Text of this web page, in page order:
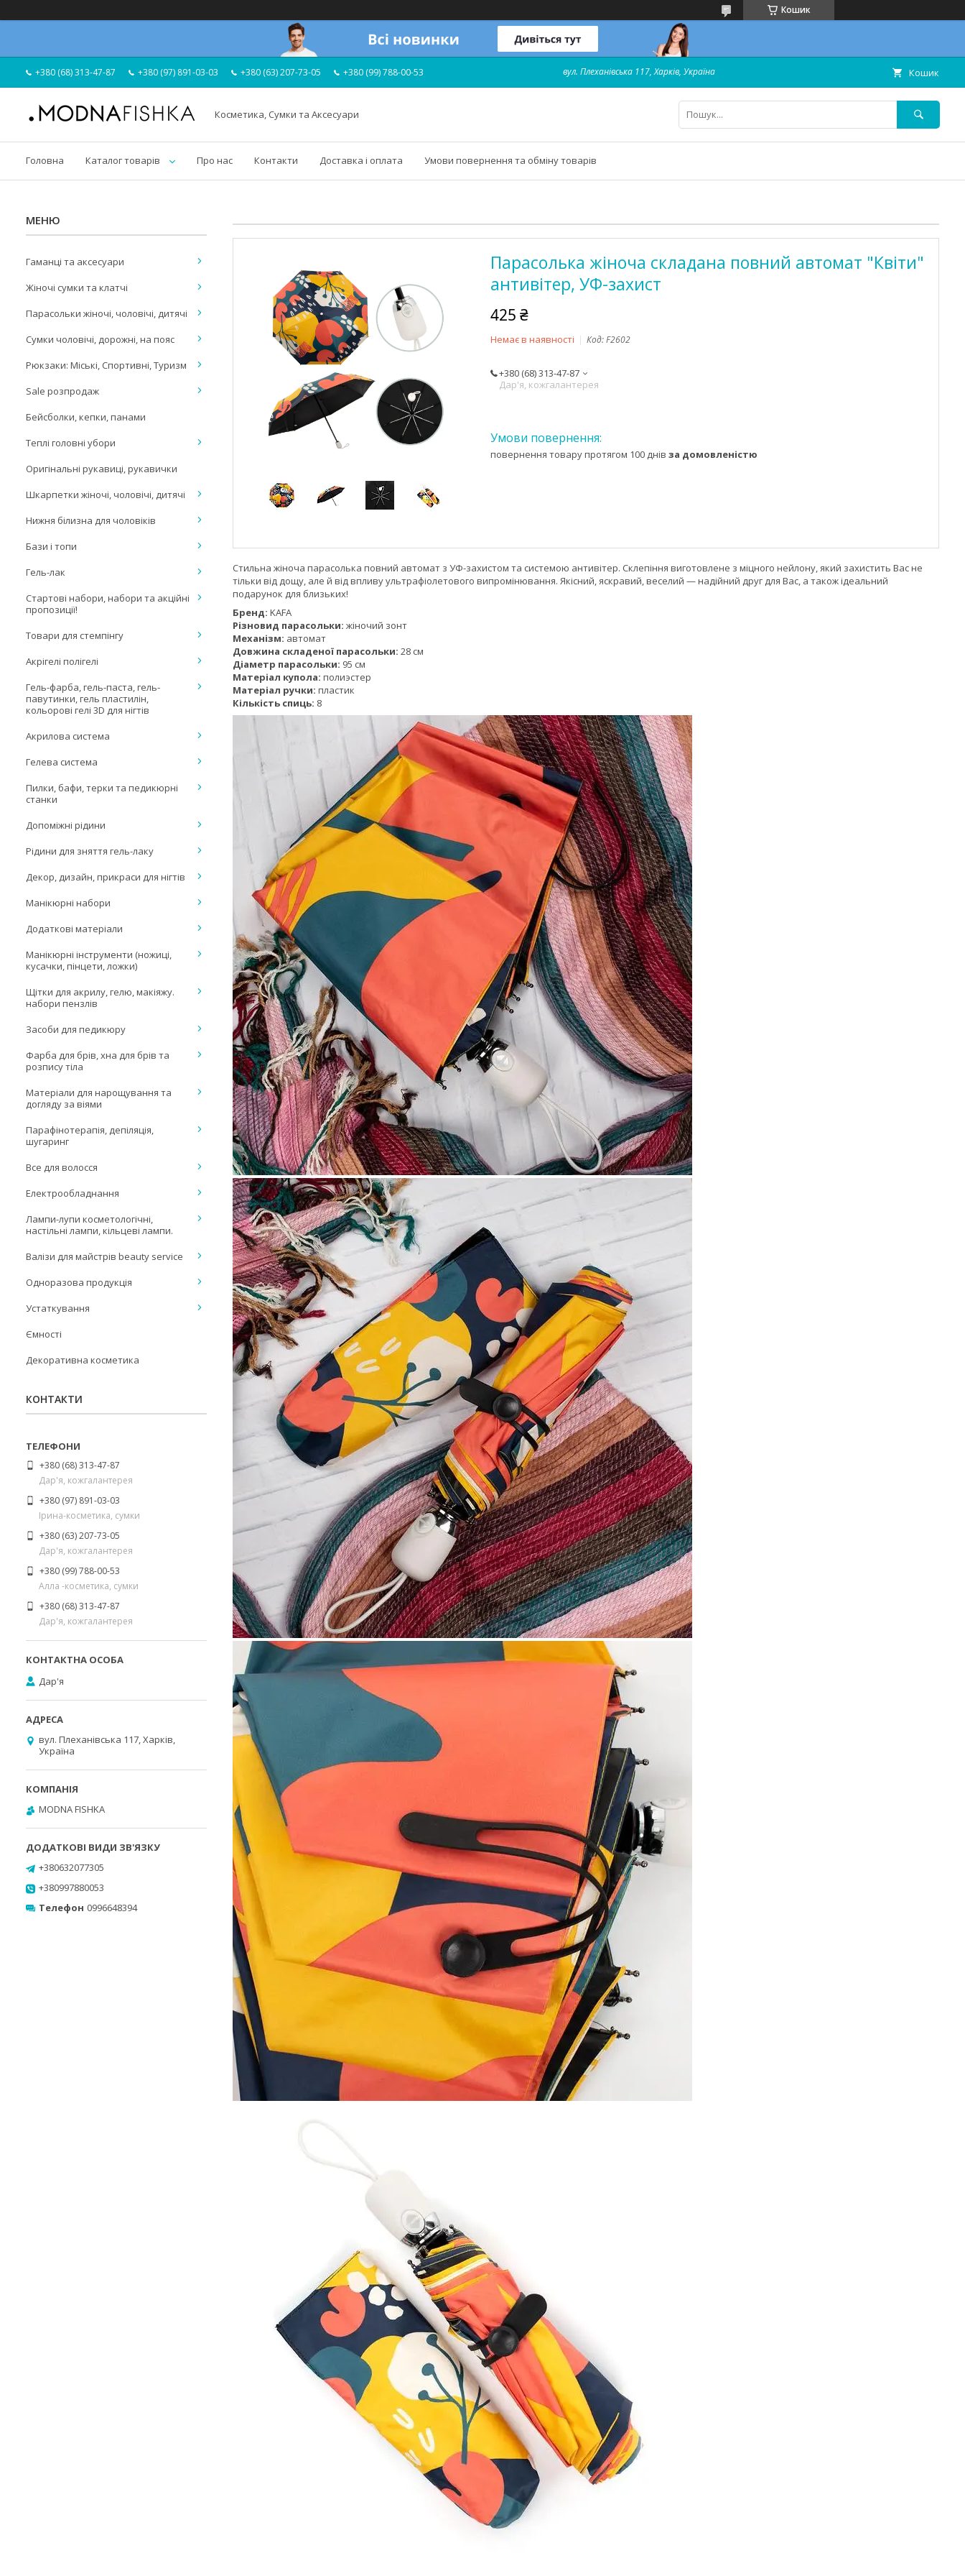
Кошик
+380 (68) 313-47-87 +380 (97) 891-03-03 +380 (63) 207-73-05 +380 (99) 788-00-53 вул. Плеханівська 117, Харків, Україна Кошик
Косметика, Сумки та Аксесуари
Головна Каталог товарів Про нас Контакти Доставка і оплата Умови повернення та обміну товарів
Парасолька жіноча складана повний автомат "Квіти"
антивітер, УФ-захист
425 ₴
Немає в наявності Код:F2602
+380 (68) 313-47-87
Дар'я, кожгалантерея
повернення товару протягом 100 днів за домовленістю
Стильна жіноча парасолька повний автомат з УФ-захистом та системою антивітер. Склепіння виготовлене з міцного нейлону, який захистить Вас не
тільки від дощу, але й від впливу ультрафіолетового випромінювання. Якісний, яскравий, веселий — надійний друг для Вас, а також ідеальний
подарунок для близьких!
Бренд: KAFA
Різновид парасольки: жіночий зонт
Механізм: автомат
Довжина складеної парасольки: 28 см
Діаметр парасольки: 95 см
Матеріал купола: полиэстер
Матеріал ручки: пластик
Кількість спиць: 8
Гаманці та аксесуари
Жіночі сумки та клатчі
Парасольки жіночі, чоловічі, дитячі
Сумки чоловічі, дорожні, на пояс
Рюкзаки: Міські, Спортивні, Туризм
Sale розпродаж
Бейсболки, кепки, панами
Теплі головні убори
Оригінальні рукавиці, рукавички
Шкарпетки жіночі, чоловічі, дитячі
Нижня білизна для чоловіків
Бази і топи
Гель-лак
Стартові набори, набори та акційні
пропозиції!
Товари для стемпінгу
Акрігелі полігелі
Гель-фарба, гель-паста, гель-
павутинки, гель пластилін,
кольорові гелі 3D для нігтів
Акрилова система
Гелева система
Пилки, бафи, терки та педикюрні
станки
Допоміжні рідини
Рідини для зняття гель-лаку
Декор, дизайн, прикраси для нігтів
Манікюрні набори
Додаткові матеріали
Манікюрні інструменти (ножиці,
кусачки, пінцети, ложки)
Щітки для акрилу, гелю, макіяжу.
набори пензлів
Засоби для педикюру
Фарба для брів, хна для брів та
розпису тіла
Матеріали для нарощування та
догляду за віями
Парафінотерапія, депіляція,
шугаринг
Все для волосся
Електрообладнання
Лампи-лупи косметологічні,
настільні лампи, кільцеві лампи.
Валізи для майстрів beauty service
Одноразова продукція
Устаткування
Ємності
Декоративна косметика
КОНТАКТИ
+380 (68) 313-47-87
Дар'я, кожгалантерея
+380 (97) 891-03-03
Ірина-косметика, сумки
+380 (63) 207-73-05
Дар'я, кожгалантерея
+380 (99) 788-00-53
Алла -косметика, сумки
+380 (68) 313-47-87
Дар'я, кожгалантерея
Дар'я
вул. Плеханівська 117, Харків,
Україна
MODNA FISHKA
+380632077305
+380997880053
Телефон 0996648394